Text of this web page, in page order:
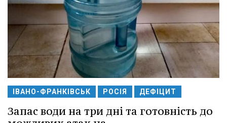
ІВАНО-ФРАНКІВСЬК РОСІЯ ДЕФІЦИТ
Запас води на три дні та готовність до